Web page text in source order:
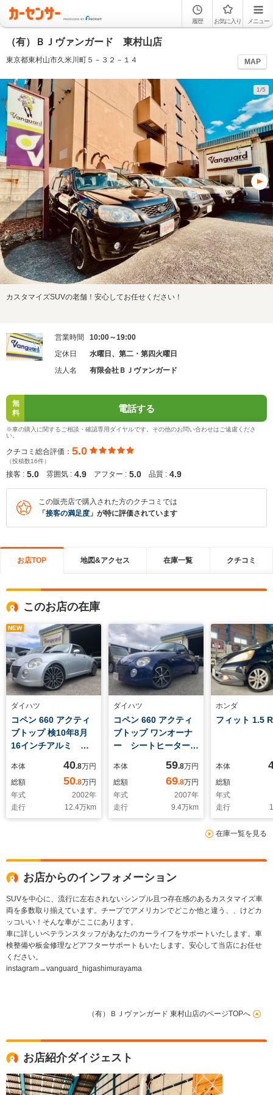
履歴 お気に入り メニュー
（有）ＢＪヴァンガード 東村山店
東京都東村山市久米川町５－３２－１４ MAP
1/5
カスタマイズSUVの老舗！安心してお任せください！
営業時間
10:00～19:00
定休日
水曜日、第二・第四火曜日
法人名
有限会社ＢＪヴァンガード
無
料
電話する
※車の購入に関するご相談・確認専用ダイヤルです。その他のお問い合わせはご遠慮くださ
い。
クチコミ総合評価： 5.0
（投稿数16件）
接客 : 5.0 雰囲気 : 4.9 アフター : 5.0 品質 : 4.9
この販売店で購入された方のクチコミでは
「 接客の満足度 」が特に評価されています
お店TOP 地図&アクセス 在庫一覧 クチコミ
このお店の在庫
NEW
ダイハツ
コペン 660 アクティ
ブトップ 検10年8月
16インチアルミ
認済み
本体 40.8万円
総額
50.8万円
年式
2002年
走行
12.4万km
ダイハツ
コペン 660 アクティ
ブトップ ワンオーナ
ー シートヒーター
メンテナンスノート
社外15インチアル
ミ 電動オープン確認
済
本体 59.8万円
総額
69.8万円
年式
2007年
走行
9.4万km
ホンダ
フィット 1.5
本体
総額
年式
走行
在庫一覧を見る
お店からのインフォメーション
SUVを中心に、流行に左右されないシンプル且つ存在感のあるカスタマイズ車
両を多数取り揃えています。チープでアメリカンでどこか他と違う、、けどカ
ッコいい！そんな車がここにあります。
車に詳しいベテランスタッフがあなたのカーライフをサポートいたします。車
検整備や板金修理などアフターサポートもいたします。安心して当店にお任せ
ください。
instagram→vanguard_higashimurayama
（有）ＢＪヴァンガード 東村山店のページTOPへ
お店紹介ダイジェスト